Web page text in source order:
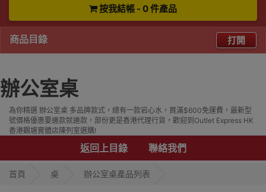
按我結帳 - 0 件產品
商品目錄 打開
辦公室桌
為你精選 辦公室桌 多品牌款式，總有一款岩心水，買滿$600免運費，最新型
號價格優惠要邊款就邊款，部份更是香港代理行貨，歡迎到Outlet Express HK
香港觀塘實體店陳列室選購!
返回上目錄 聯絡我們
首頁 桌 辦公室桌產品列表